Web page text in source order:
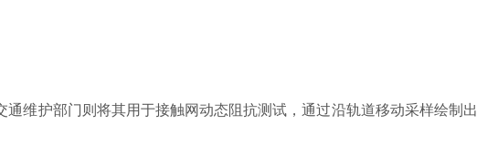
护部门则将其用于接触网动态阻抗测试，通过沿轨道移动采样绘制出